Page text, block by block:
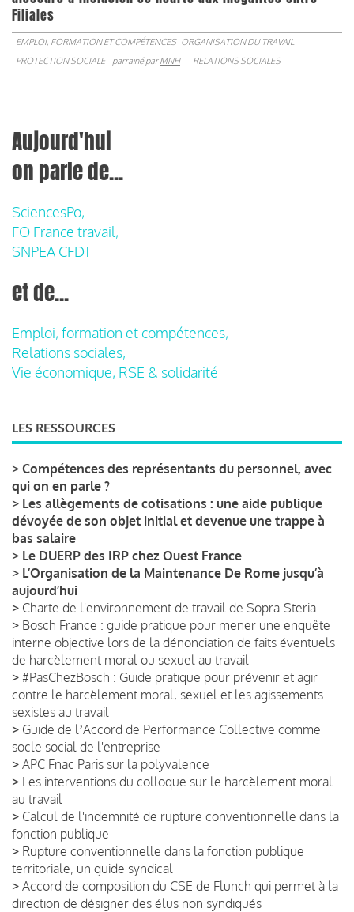
Filiales
EMPLOI, FORMATION ET COMPÉTENCES ORGANISATION DU TRAVAIL
PROTECTION SOCIALE
parrainé parMNH RELATIONS SOCIALES
Aujourd'hui
on parle de...
SciencesPo,
FO France travail,
SNPEA CFDT
et de...
Emploi, formation et compétences,
Relations sociales,
Vie économique, RSE & solidarité
LES RESSOURCES
> Compétences des représentants du personnel, avec
qui on en parle ?
> Les allègements de cotisations : une aide publique
dévoyée de son objet initial et devenue une trappe à
bas salaire
> Le DUERP des IRP chez Ouest France
> L’Organisation de la Maintenance De Rome jusqu’à
aujourd’hui
> Charte de l'environnement de travail de Sopra-Steria
> Bosch France : guide pratique pour mener une enquête
interne objective lors de la dénonciation de faits éventuels
de harcèlement moral ou sexuel au travail
> #PasChezBosch : Guide pratique pour prévenir et agir
contre le harcèlement moral, sexuel et les agissements
sexistes au travail
> Guide de lʼAccord de Performance Collective comme
socle social de l'entreprise
> APC Fnac Paris sur la polyvalence
> Les interventions du colloque sur le harcèlement moral
au travail
> Calcul de l'indemnité de rupture conventionnelle dans la
fonction publique
> Rupture conventionnelle dans la fonction publique
territoriale, un guide syndical
> Accord de composition du CSE de Flunch qui permet à la
direction de désigner des élus non syndiqués